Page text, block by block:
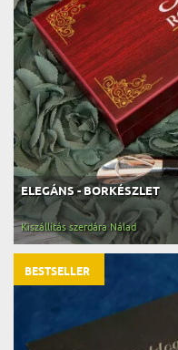
ELEGÁNS - BORKÉSZLET
Kiszállítás szerdára Nálad
BESTSELLER